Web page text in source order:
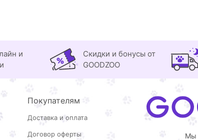
и
Скидки и бонусы от
GOODZOO
Покупателям
Доставка и оплата
Договор оферты Мы